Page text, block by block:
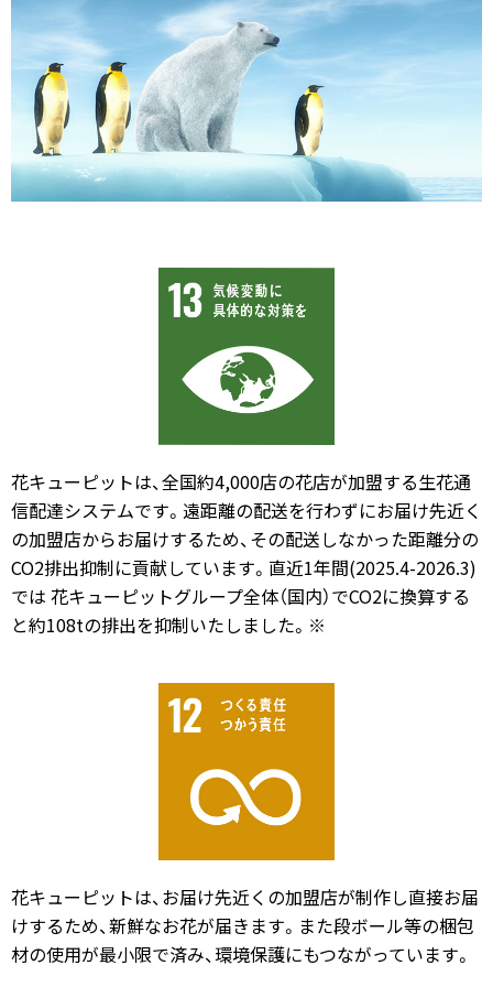
花キューピットは、全国約4,000店の花店が加盟する生花通
信配達システムです。遠距離の配送を行わずにお届け先近く
の加盟店からお届けするため、その配送しなかった距離分の
CO2排出抑制に貢献しています。直近1年間(2025.4-2026.3)
では 花キューピットグループ全体（国内）でCO2に換算する
と約108tの排出を抑制いたしました。※
花キューピットは、お届け先近くの加盟店が制作し直接お届
けするため、新鮮なお花が届きます。また段ボール等の梱包
材の使用が最小限で済み、環境保護にもつながっています。